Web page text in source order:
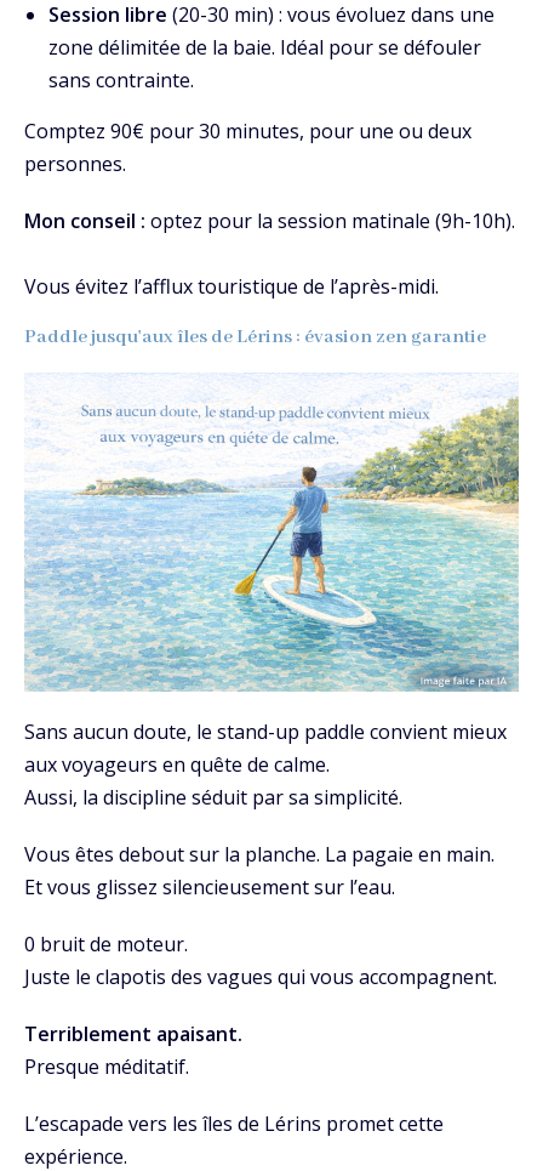
Session libre (20-30 min) : vous évoluez dans une
zone délimitée de la baie. Idéal pour se défouler
sans contrainte.
Comptez 90€ pour 30 minutes, pour une ou deux
personnes.
Mon conseil : optez pour la session matinale (9h-10h).
Vous évitez l’afflux touristique de l’après-midi.
Paddle jusqu'aux îles de Lérins : évasion zen garantie
Sans aucun doute, le stand-up paddle convient mieux
aux voyageurs en quête de calme.
Aussi, la discipline séduit par sa simplicité.
Vous êtes debout sur la planche. La pagaie en main.
Et vous glissez silencieusement sur l’eau.
0 bruit de moteur.
Juste le clapotis des vagues qui vous accompagnent.
Terriblement apaisant.
Presque méditatif.
L’escapade vers les îles de Lérins promet cette
expérience.